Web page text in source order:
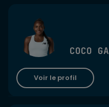
COCO
Voir le profil